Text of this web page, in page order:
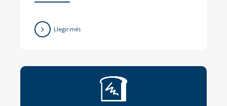
Llegir més